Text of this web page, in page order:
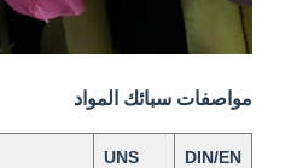
مواصفات سبائك المواد
DIN/EN